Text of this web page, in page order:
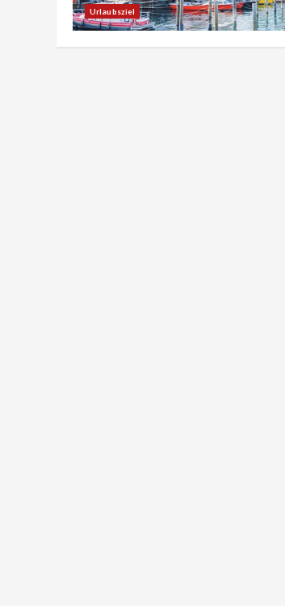
Urlaubsziel